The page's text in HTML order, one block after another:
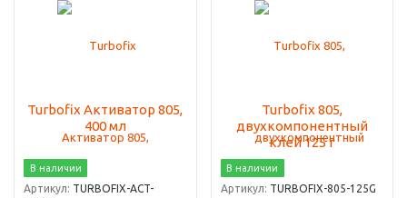
Turbofix Активатор 805,
400 мл
В наличии
Артикул: TURBOFIX-ACT-
Turbofix 805,
двухкомпонентный
клей 125 г
В наличии
Артикул: TURBOFIX-805-125G